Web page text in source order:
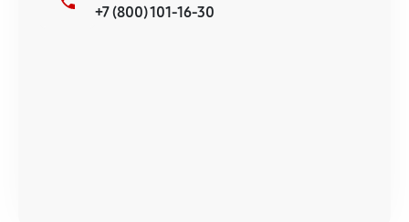
+7 (800) 101-16-30